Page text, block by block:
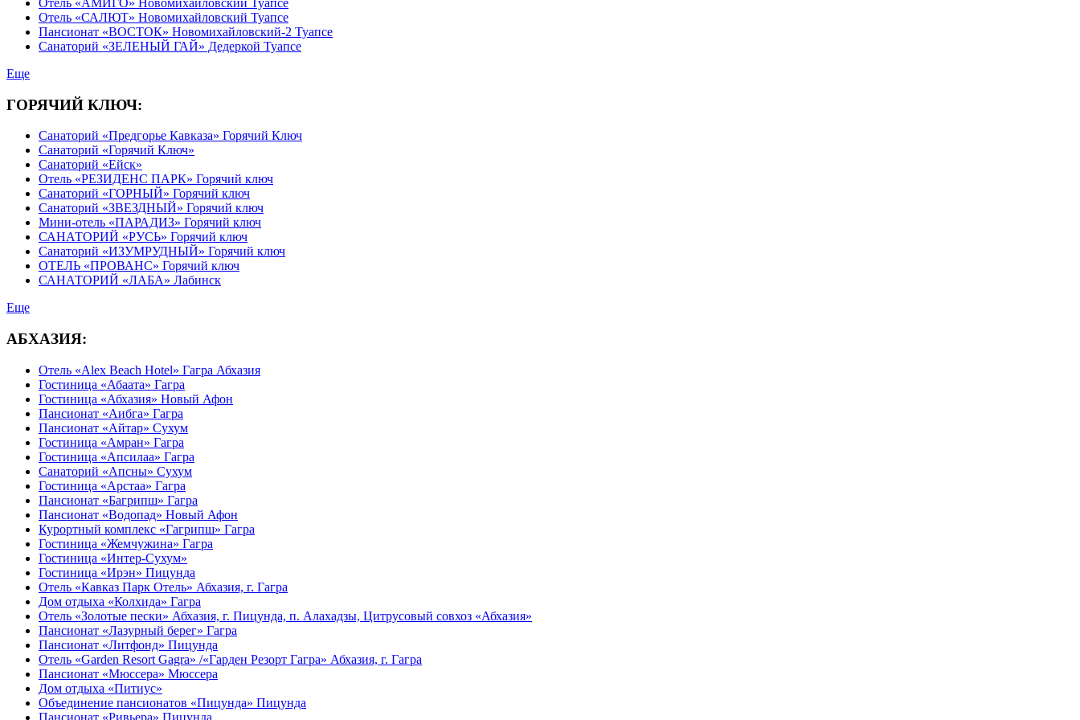
Отель «САЛЮТ» Новомихайловский Туапсе
Пансионат «ВОСТОК» Новомихайловский-2 Туапсе
Санаторий «ЗЕЛЕНЫЙ ГАЙ» Дедеркой Туапсе
Еще
ГОРЯЧИЙ КЛЮЧ:
Санаторий «Предгорье Кавказа» Горячий Ключ
Санаторий «Горячий Ключ»
Санаторий «Ейск»
Отель «РЕЗИДЕНС ПАРК» Горячий ключ
Санаторий «ГОРНЫЙ» Горячий ключ
Санаторий «ЗВЕЗДНЫЙ» Горячий ключ
Мини-отель «ПАРАДИЗ» Горячий ключ
САНАТОРИЙ «РУСЬ» Горячий ключ
Санаторий «ИЗУМРУДНЫЙ» Горячий ключ
ОТЕЛЬ «ПРОВАНС» Горячий ключ
САНАТОРИЙ «ЛАБА» Лабинск
Еще
АБХАЗИЯ:
Отель «Alex Beach Hotel» Гагра Абхазия
Гостиница «Абаата» Гагра
Гостиница «Абхазия» Новый Афон
Пансионат «Аибга» Гагра
Пансионат «Айтар» Сухум
Гостиница «Амран» Гагра
Гостиница «Апсилаа» Гагра
Санаторий «Апсны» Сухум
Гостиница «Арстаа» Гагра
Пансионат «Багрипш» Гагра
Пансионат «Водопад» Новый Афон
Курортный комплекс «Гагрипш» Гагра
Гостиница «Жемчужина» Гагра
Гостиница «Интер-Сухум»
Гостиница «Ирэн» Пицунда
Отель «Кавказ Парк Отель» Абхазия, г. Гагра
Дом отдыха «Колхида» Гагра
Отель «Золотые пески» Абхазия, г. Пицунда, п. Алахадзы, Цитрусовый совхоз «Абхазия»
Пансионат «Лазурный берег» Гагра
Пансионат «Литфонд» Пицунда
Отель «Garden Resort Gagra» /«Гарден Резорт Гагра» Абхазия, г. Гагра
Пансионат «Мюссера» Мюссера
Дом отдыха «Питиус»
Объединение пансионатов «Пицунда» Пицунда
Пансионат «Ривьера» Пицунда